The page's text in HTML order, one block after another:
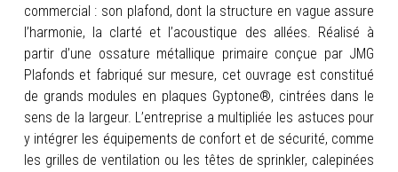
commercial : son plafond, dont la structure en vague assure
l’harmonie, la clarté et l’acoustique des allées. Réalisé à
partir d’une ossature métallique primaire conçue par JMG
Plafonds et fabriqué sur mesure, cet ouvrage est constitué
de grands modules en plaques Gyptone®, cintrées dans le
sens de la largeur. L’entreprise a multipliée les astuces pour
y intégrer les équipements de confort et de sécurité, comme
les grilles de ventilation ou les têtes de sprinkler, calepinées